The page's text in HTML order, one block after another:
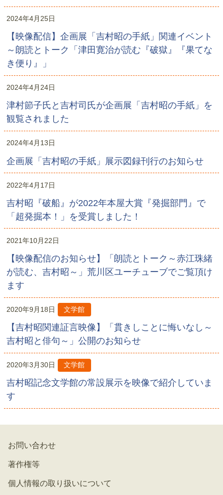
2024年4月25日
【映像配信】企画展「吉村昭の手紙」関連イベント
～朗読とトーク「津田寛治が読む『破獄』『果てな
き便り』」
2024年4月24日
津村節子氏と吉村司氏が企画展「吉村昭の手紙」を
観覧されました
2024年4月13日
企画展「吉村昭の手紙」展示図録刊行のお知らせ
2022年4月17日
吉村昭『破船』が2022年本屋大賞『発掘部門』で
「超発掘本！」を受賞しました！
2021年10月22日
【映像配信のお知らせ】「朗読とトーク～赤江珠緒
が読む、吉村昭～」荒川区ユーチューブでご覧頂け
ます
2020年9月18日 文学館
【吉村昭関連証言映像】「貫きしことに悔いなし～
吉村昭と俳句～」公開のお知らせ
2020年3月30日 文学館
吉村昭記念文学館の常設展示を映像で紹介していま
す
お問い合わせ
著作権等
個人情報の取り扱いについて